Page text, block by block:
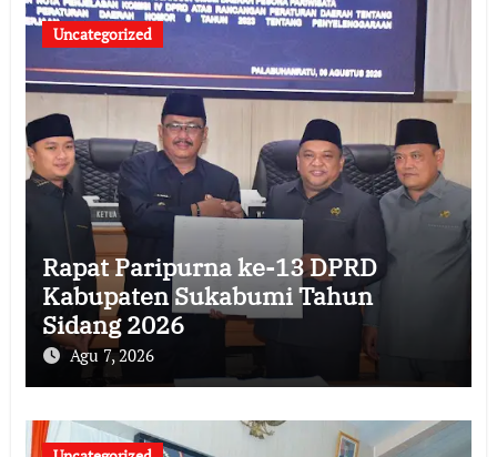
Uncategorized
Rapat Paripurna ke-13 DPRD
Kabupaten Sukabumi Tahun
Sidang 2026
Agu 7, 2026